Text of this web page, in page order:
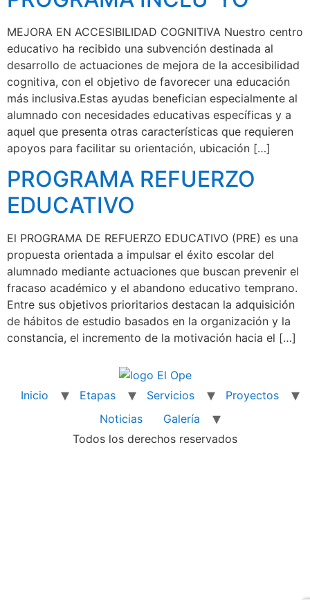
MEJORA EN ACCESIBILIDAD COGNITIVA Nuestro centro
educativo ha recibido una subvención destinada al
desarrollo de actuaciones de mejora de la accesibilidad
cognitiva, con el objetivo de favorecer una educación
más inclusiva.Estas ayudas benefician especialmente al
alumnado con necesidades educativas específicas y a
aquel que presenta otras características que requieren
apoyos para facilitar su orientación, ubicación […]
PROGRAMA REFUERZO
EDUCATIVO
El PROGRAMA DE REFUERZO EDUCATIVO (PRE) es una
propuesta orientada a impulsar el éxito escolar del
alumnado mediante actuaciones que buscan prevenir el
fracaso académico y el abandono educativo temprano.
Entre sus objetivos prioritarios destacan la adquisición
de hábitos de estudio basados en la organización y la
constancia, el incremento de la motivación hacia el […]
Inicio Etapas Servicios
Proyectos
Noticias
Galería
Todos los derechos reservados